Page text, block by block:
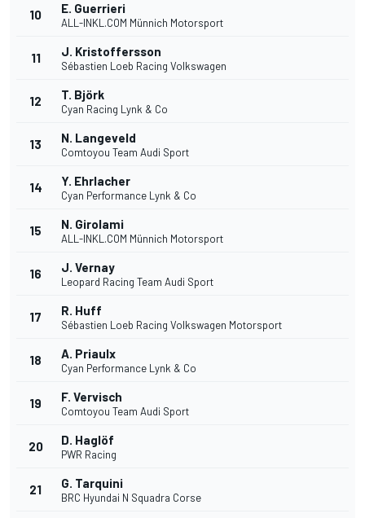
10 E. Guerrieri
ALL-INKL.COM Münnich Motorsport
11 J. Kristoffersson
Sébastien Loeb Racing Volkswagen
12 T. Björk
Cyan Racing Lynk & Co
13 N. Langeveld
Comtoyou Team Audi Sport
14 Y. Ehrlacher
Cyan Performance Lynk & Co
15 N. Girolami
ALL-INKL.COM Münnich Motorsport
16 J. Vernay
Leopard Racing Team Audi Sport
17 R. Huff
Sébastien Loeb Racing Volkswagen Motorsport
18 A. Priaulx
Cyan Performance Lynk & Co
19 F. Vervisch
Comtoyou Team Audi Sport
20 D. Haglöf
PWR Racing
21 G. Tarquini
BRC Hyundai N Squadra Corse